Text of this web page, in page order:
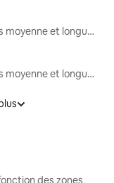
Locations moyenne et longue durée
Locations moyenne et longue durée
des zones